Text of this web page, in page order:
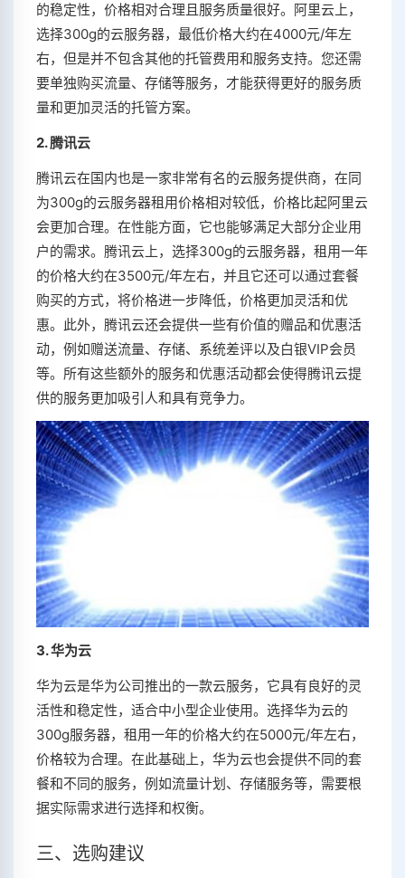
的稳定性，价格相对合理且服务质量很好。阿里云上，
选择300g的云服务器，最低价格大约在4000元/年左
右，但是并不包含其他的托管费用和服务支持。您还需
要单独购买流量、存储等服务，才能获得更好的服务质
量和更加灵活的托管方案。
2. 腾讯云
腾讯云在国内也是一家非常有名的云服务提供商，在同
为300g的云服务器租用价格相对较低，价格比起阿里云
会更加合理。在性能方面，它也能够满足大部分企业用
户的需求。腾讯云上，选择300g的云服务器，租用一年
的价格大约在3500元/年左右，并且它还可以通过套餐
购买的方式，将价格进一步降低，价格更加灵活和优
惠。此外，腾讯云还会提供一些有价值的赠品和优惠活
动，例如赠送流量、存储、系统差评以及白银VIP会员
等。所有这些额外的服务和优惠活动都会使得腾讯云提
供的服务更加吸引人和具有竞争力。
3. 华为云
华为云是华为公司推出的一款云服务，它具有良好的灵
活性和稳定性，适合中小型企业使用。选择华为云的
300g服务器，租用一年的价格大约在5000元/年左右，
价格较为合理。在此基础上，华为云也会提供不同的套
餐和不同的服务，例如流量计划、存储服务等，需要根
据实际需求进行选择和权衡。
三、选购建议